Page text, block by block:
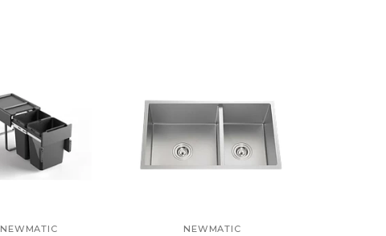
NEWMATIC NEWMATIC